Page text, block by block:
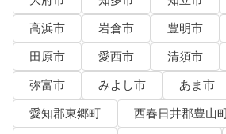
高浜市
岩倉市 豊明市
田原市
愛西市 清須市
弥富市
みよし市 あま市
愛知郡東郷町
西春日井郡豊山